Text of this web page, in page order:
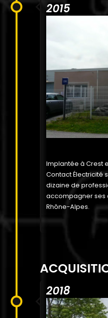
2015
Implantée à Crest
Contact Électricité
dizaine de
accompagner ses
Rhône-Alpes.
2018